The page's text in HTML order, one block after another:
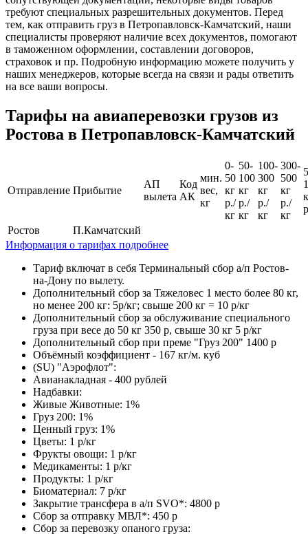
требуют специальных разрешительных документов. Перед
тем, как отправить груз в Петропавловск-Камчатский, наши
специалисты проверяют наличие всех документов, помогают
в таможенном оформлении, составлении договоров,
страховок и пр. Подробную информацию можете получить у
наших менеджеров, которые всегда на связи и рады ответить
на все ваши вопросы.
Тарифы на авиаперевозки грузов из
Ростова в Петропавловск-Камчатский
Отправление Прибытие
АП
вылета
Код
АК
мин.
вес,
кг
0-
50
кг
р./
кг
50-
100
кг
р./
кг
100-
300
кг
р./
кг
300-
500
кг
р./
кг
Ростов
П.Камчатский
Информация о тарифах подробнее
Тариф включат в себя Терминальный сбор а/п Ростов-
на-Дону по вылету.
Дополнительный сбор за Тяжеловес 1 место более 80 кг,
но менее 200 кг: 5р/кг; свыше 200 кг = 10 р/кг
Дополнительный сбор за обслуживание специального
груза при весе до 50 кг 350 р, свыше 30 кг 5 р/кг
Дополнительный сбор при преме "Груз 200" 1400 р
Объёмный коэффициент - 167 кг/м. куб
(SU) "Аэрофлот":
Авианакладная - 400 рублей
Надбавки:
Живые Животные: 1%
Груз 200: 1%
Ценный груз: 1%
Цветы: 1 р/кг
Фрукты овощи: 1 р/кг
Медикаменты: 1 р/кг
Продукты: 1 р/кг
Биоматериал: 7 р/кг
Закрытие трансфера в а/п SVO*: 4800 р
Сбор за отправку МВЛ*: 450 р
Сбор за перевозку опаного груза: